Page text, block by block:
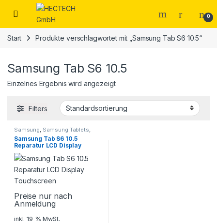
Open 0
Start Produkte verschlagwortet mit „Samsung Tab S6 10.5“
Samsung Tab S6 10.5
Einzelnes Ergebnis wird angezeigt
Filters
Samsung, Samsung Tablets,
Smartphone Reparatur
Samsung Tab S6 10.5
Reparatur LCD Display
Touchscreen
Preise nur nach
Anmeldung
inkl. 19 % MwSt.